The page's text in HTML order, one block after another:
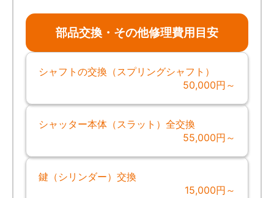
部品交換・その他修理費用目安
シャフトの交換（スプリングシャフト）
50,000円～
シャッター本体（スラット）全交換
55,000円～
鍵（シリンダー）交換
15,000円～